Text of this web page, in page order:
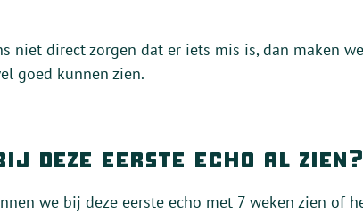
direct zorgen dat er iets mis is, dan maken
goed kunnen zien.
deze eerste echo al zien?
we bij deze eerste echo met 7 weken zien of